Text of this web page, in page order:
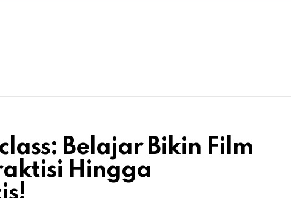
Belajar Bikin Film
Hingga